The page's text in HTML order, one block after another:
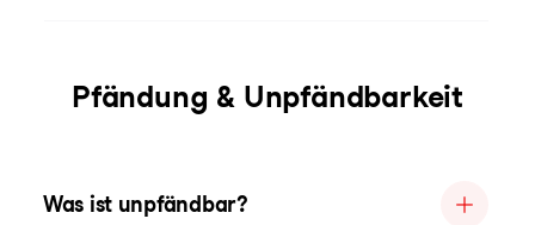
Pfändung & Unpfändbarkeit
Was ist unpfändbar?